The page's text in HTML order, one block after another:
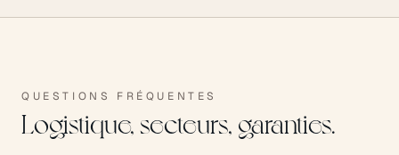
QUESTIONS FRÉQUENTES
Logistique, secteurs, garanties.